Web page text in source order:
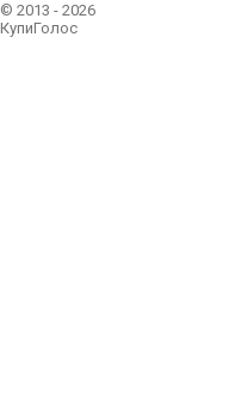
© 2013 - 2026
КупиГолос